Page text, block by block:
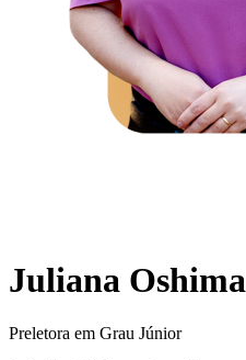
Juliana Oshima
Preletora em Grau Júnior